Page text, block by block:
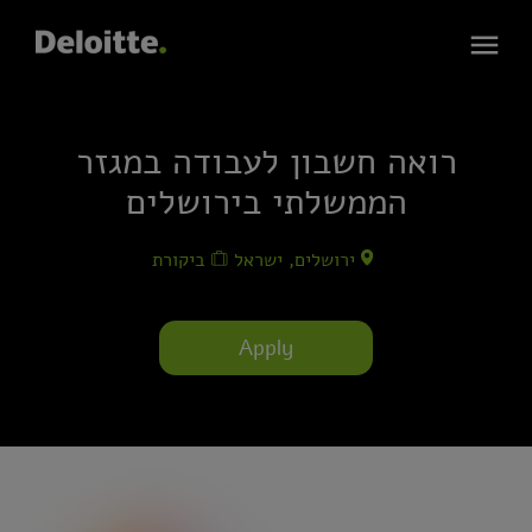
רואה חשבון לעבודה במגזר
הממשלתי בירושלים
ירושלים, ישראל ביקורת
Apply